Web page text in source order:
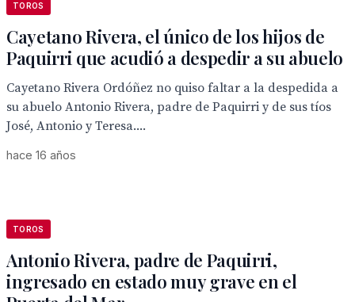
TOROS
Cayetano Rivera, el único de los hijos de
Paquirri que acudió a despedir a su abuelo
Cayetano Rivera Ordóñez no quiso faltar a la despedida a
su abuelo Antonio Rivera, padre de Paquirri y de sus tíos
José, Antonio y Teresa....
hace 16 años
TOROS
Antonio Rivera, padre de Paquirri,
ingresado en estado muy grave en el